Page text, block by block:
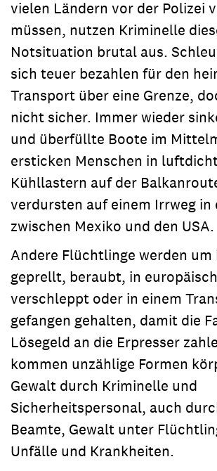
vielen Ländern vor der Polizei
müssen, nutzen Kriminelle
Notsituation brutal aus.
sich teuer bezahlen für den
Transport über eine Grenze,
nicht sicher. Immer wieder
und überfüllte Boote im
ersticken Menschen in
Kühllastern auf der
verdursten auf einem Irrweg in
zwischen Mexiko und den USA.
Andere Flüchtlinge werden um
geprellt, beraubt, in
verschleppt oder in einem
gefangen gehalten, damit die
Lösegeld an die Erpresser
kommen unzählige Formen
Gewalt durch Kriminelle und
Sicherheitspersonal, auch
Beamte, Gewalt unter
Unfälle und Krankheiten.